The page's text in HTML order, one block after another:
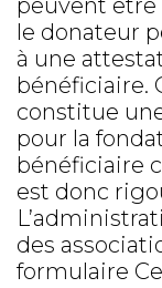
peuvent être
le donateur
à une
bénéficiaire.
constitue
pour la
bénéficiaire
est donc
des
formulaire